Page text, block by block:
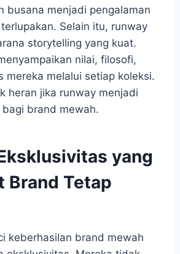
busana menjadi pengalaman
Selain itu, runway
storytelling yang kuat.
nilai, filosofi,
mereka melalui setiap koleksi.
heran jika runway menjadi
brand mewah.
yang
Brand Tetap
keberhasilan brand mewah